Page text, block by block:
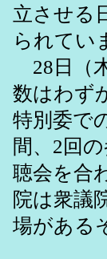
立させる
られてい
28日（
数はわず
特別委で
間、2回
聴会を合
院は衆議
場がある